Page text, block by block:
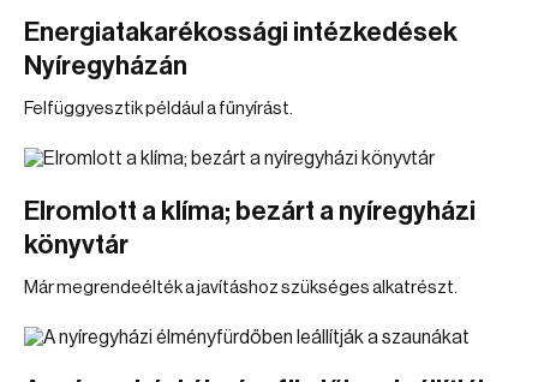
Energiatakarékossági intézkedések
Nyíregyházán
Felfüggyesztik például a fűnyírást.
Elromlott a klíma; bezárt a nyíregyházi
könyvtár
Már megrendeélték a javításhoz szükséges alkatrészt.